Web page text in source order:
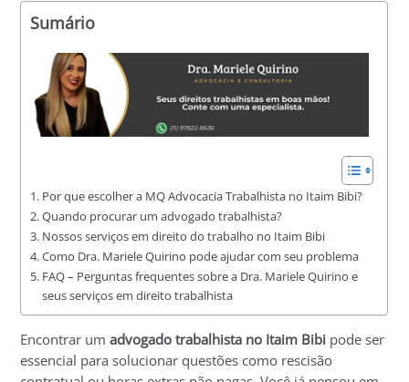
Sumário
Por que escolher a MQ Advocacia Trabalhista no Itaim Bibi?
Quando procurar um advogado trabalhista?
Nossos serviços em direito do trabalho no Itaim Bibi
Como Dra. Mariele Quirino pode ajudar com seu problema
FAQ – Perguntas frequentes sobre a Dra. Mariele Quirino e
seus serviços em direito trabalhista
Encontrar um advogado trabalhista no Itaim Bibi pode ser
essencial para solucionar questões como rescisão